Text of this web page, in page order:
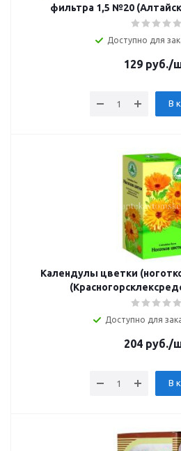
фильтра 1,5 №20
Доступно для
129руб./
В
Календулы цветки
Доступно для
204руб./
В